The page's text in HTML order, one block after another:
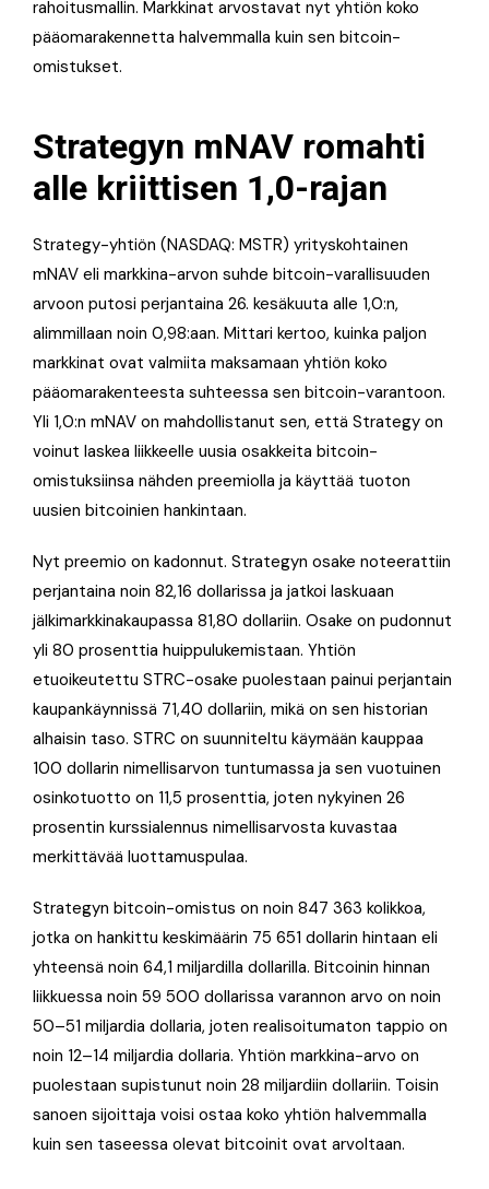
rahoitusmallin. Markkinat arvostavat nyt yhtiön koko
pääomarakennetta halvemmalla kuin sen bitcoin-
omistukset.
Strategyn mNAV romahti
alle kriittisen 1,0-rajan
Strategy-yhtiön (NASDAQ: MSTR) yrityskohtainen
mNAV eli markkina-arvon suhde bitcoin-varallisuuden
arvoon putosi perjantaina 26. kesäkuuta alle 1,0:n,
alimmillaan noin 0,98:aan. Mittari kertoo, kuinka paljon
markkinat ovat valmiita maksamaan yhtiön koko
pääomarakenteesta suhteessa sen bitcoin-varantoon.
Yli 1,0:n mNAV on mahdollistanut sen, että Strategy on
voinut laskea liikkeelle uusia osakkeita bitcoin-
omistuksiinsa nähden preemiolla ja käyttää tuoton
uusien bitcoinien hankintaan.
Nyt preemio on kadonnut. Strategyn osake noteerattiin
perjantaina noin 82,16 dollarissa ja jatkoi laskuaan
jälkimarkkinakaupassa 81,80 dollariin. Osake on pudonnut
yli 80 prosenttia huippulukemistaan. Yhtiön
etuoikeutettu STRC-osake puolestaan painui perjantain
kaupankäynnissä 71,40 dollariin, mikä on sen historian
alhaisin taso. STRC on suunniteltu käymään kauppaa
100 dollarin nimellisarvon tuntumassa ja sen vuotuinen
osinkotuotto on 11,5 prosenttia, joten nykyinen 26
prosentin kurssialennus nimellisarvosta kuvastaa
merkittävää luottamuspulaa.
Strategyn bitcoin-omistus on noin 847 363 kolikkoa,
jotka on hankittu keskimäärin 75 651 dollarin hintaan eli
yhteensä noin 64,1 miljardilla dollarilla. Bitcoinin hinnan
liikkuessa noin 59 500 dollarissa varannon arvo on noin
50–51 miljardia dollaria, joten realisoitumaton tappio on
noin 12–14 miljardia dollaria. Yhtiön markkina-arvo on
puolestaan supistunut noin 28 miljardiin dollariin. Toisin
sanoen sijoittaja voisi ostaa koko yhtiön halvemmalla
kuin sen taseessa olevat bitcoinit ovat arvoltaan.